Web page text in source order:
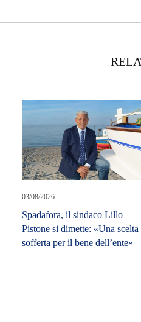
03/08/2026
Spadafora, il sindaco Lillo
Pistone si dimette: «Una scelta
sofferta per il bene dell’ente»